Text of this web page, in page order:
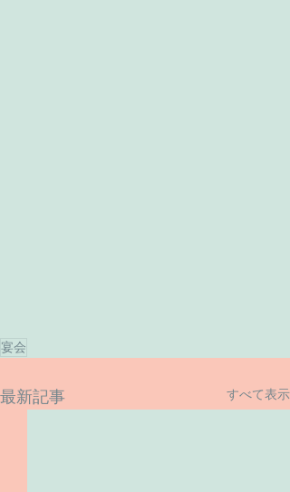
宴会
最新記事 すべて表示